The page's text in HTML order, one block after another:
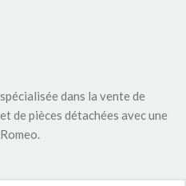
dans la vente de
de pièces détachées avec une